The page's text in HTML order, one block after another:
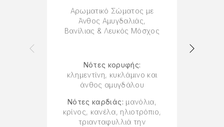
Αρωματικό Σώματος με
Άνθος Αμυγδαλιάς,
Βανίλιας & Λευκός Μόσχος
Νότες κορυφής:
κλημεντίνη, κυκλάμινο και
άνθος αμυγδάλου
Νότες καρδιάς: μανόλια,
κρίνος, κανέλα, ηλιοτρόπιο,
τριανταφυλλιά την